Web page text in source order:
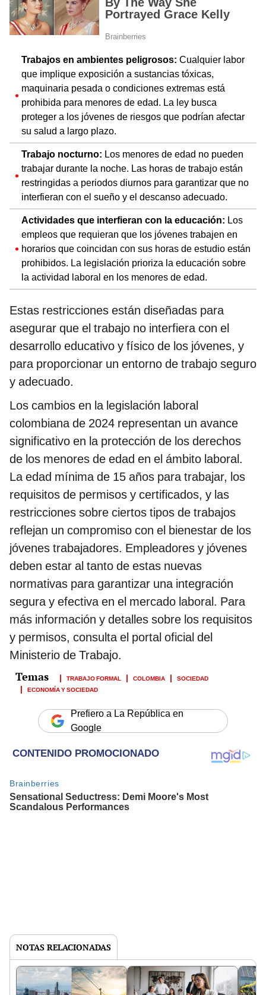
Trabajos en ambientes peligrosos: Cualquier labor
que implique exposición a sustancias tóxicas,
maquinaria pesada o condiciones extremas está
prohibida para menores de edad. La ley busca
proteger a los jóvenes de riesgos que podrían afectar
su salud a largo plazo.
Trabajo nocturno: Los menores de edad no pueden
trabajar durante la noche. Las horas de trabajo están
restringidas a periodos diurnos para garantizar que no
interfieran con el sueño y el descanso adecuado.
Actividades que interfieran con la educación: Los
empleos que requieran que los jóvenes trabajen en
horarios que coincidan con sus horas de estudio están
prohibidos. La legislación prioriza la educación sobre
la actividad laboral en los menores de edad.
Estas restricciones están diseñadas para
asegurar que el trabajo no interfiera con el
desarrollo educativo y físico de los jóvenes, y
para proporcionar un entorno de trabajo seguro
y adecuado.
Los cambios en la legislación laboral
colombiana de 2024 representan un avance
significativo en la protección de los derechos
de los menores de edad en el ámbito laboral.
La edad mínima de 15 años para trabajar, los
requisitos de permisos y certificados, y las
restricciones sobre ciertos tipos de trabajos
reflejan un compromiso con el bienestar de los
jóvenes trabajadores. Empleadores y jóvenes
deben estar al tanto de estas nuevas
normativas para garantizar una integración
segura y efectiva en el mercado laboral. Para
más información y detalles sobre los requisitos
y permisos, consulta el portal oficial del
Ministerio de Trabajo.
TRABAJO FORMAL COLOMBIA
SOCIEDAD
ECONOMÍA Y SOCIEDAD
Prefiero a La República en
Google
NOTAS RELACIONADAS